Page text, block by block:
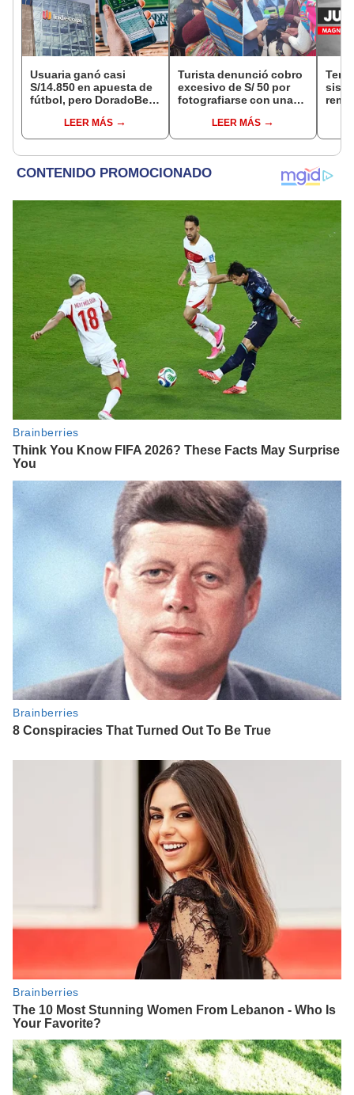
Usuaria ganó casi
S/14.850 en apuesta de
fútbol, pero DoradoBet
Indecopi multó a la
empresa con más de S/
LEER MÁS
Turista denunció cobro
excesivo de S/ 50 por
fotografiarse con una
Serenazgo recuperó el
dinero
LEER MÁS